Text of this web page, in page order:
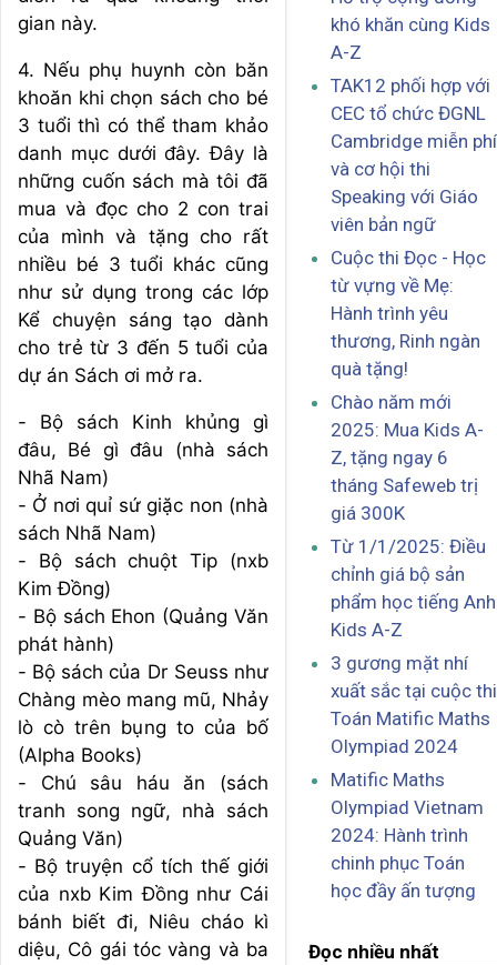
gian này.
4. Nếu phụ huynh còn băn
khoăn khi chọn sách cho bé
3 tuổi thì có thể tham khảo
danh mục dưới đây. Đây là
những cuốn sách mà tôi đã
mua và đọc cho 2 con trai
của mình và tặng cho rất
nhiều bé 3 tuổi khác cũng
như sử dụng trong các lớp
Kể chuyện sáng tạo dành
cho trẻ từ 3 đến 5 tuổi của
dự án Sách ơi mở ra.
- Bộ sách Kinh khủng gì
đâu, Bé gì đâu (nhà sách
Nhã Nam)
- Ở nơi quỉ sứ giặc non (nhà
sách Nhã Nam)
- Bộ sách chuột Tip (nxb
Kim Đồng)
- Bộ sách Ehon (Quảng Văn
phát hành)
- Bộ sách của Dr Seuss như
Chàng mèo mang mũ, Nhảy
lò cò trên bụng to của bố
(Alpha Books)
- Chú sâu háu ăn (sách
tranh song ngữ, nhà sách
Quảng Văn)
- Bộ truyện cổ tích thế giới
của nxb Kim Đồng như Cái
bánh biết đi, Niêu cháo kì
diệu, Cô gái tóc vàng và ba
khó khăn cùng Kids
A-Z
TAK12 phối hợp với
CEC tổ chức ĐGNL
Cambridge miễn phí
và cơ hội thi
Speaking với Giáo
viên bản ngữ
Cuộc thi Đọc - Học
từ vựng về Mẹ:
Hành trình yêu
thương, Rinh ngàn
quà tặng!
Chào năm mới
2025: Mua Kids A-
Z, tặng ngay 6
tháng Safeweb trị
giá 300K
Từ 1/1/2025: Điều
chỉnh giá bộ sản
phẩm học tiếng Anh
Kids A-Z
3 gương mặt nhí
xuất sắc tại cuộc thi
Toán Matific Maths
Olympiad 2024
Matific Maths
Olympiad Vietnam
2024: Hành trình
chinh phục Toán
học đầy ấn tượng
Đọc nhiều nhất